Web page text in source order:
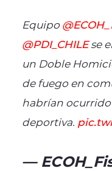
Equipo
@PDI_CHILE se
un Doble
de fuego en
habrían
deportiva.
—